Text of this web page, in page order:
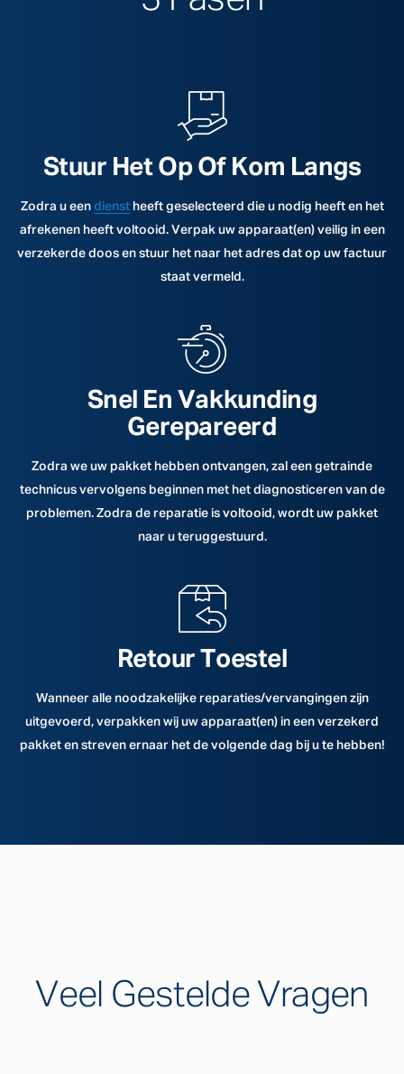
Stuur Het Op Of Kom Langs
Zodra u een dienstheeft geselecteerd die u nodig heeft en het
afrekenen heeft voltooid. Verpak uw apparaat(en) veilig in een
verzekerde doos en stuur het naar het adres dat op uw factuur
staat vermeld.
Snel En Vakkunding
Gerepareerd
Zodra we uw pakket hebben ontvangen, zal een getrainde
technicus vervolgens beginnen met het diagnosticeren van de
problemen. Zodra de reparatie is voltooid, wordt uw pakket
naar u teruggestuurd.
Retour Toestel
Wanneer alle noodzakelijke reparaties/vervangingen zijn
uitgevoerd, verpakken wij uw apparaat(en) in een verzekerd
pakket en streven ernaar het de volgende dag bij u te hebben!
Veel Gestelde Vragen